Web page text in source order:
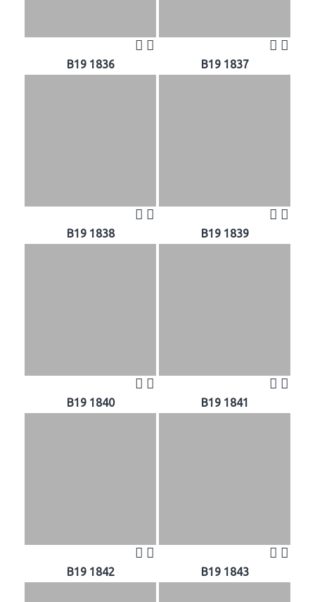
B19 1836 B19 1837
B19 1838 B19 1839
B19 1840 B19 1841
B19 1842 B19 1843